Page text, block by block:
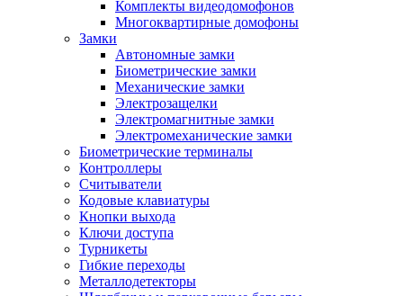
Комплекты видеодомофонов
Многоквартирные домофоны
Замки
Автономные замки
Биометрические замки
Механические замки
Электрозащелки
Электромагнитные замки
Электромеханические замки
Биометрические терминалы
Контроллеры
Считыватели
Кодовые клавиатуры
Кнопки выхода
Ключи доступа
Турникеты
Гибкие переходы
Металлодетекторы